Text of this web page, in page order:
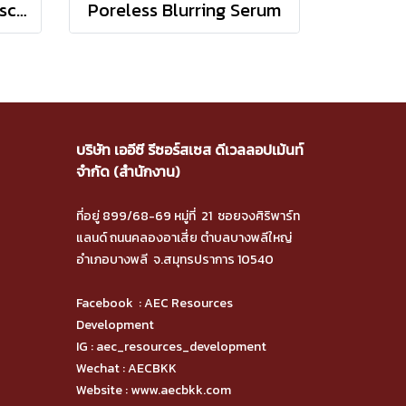
BlueX Iron Hybrid Sunscreen SPF50+ PA+++ Poreless Blurring Serum
บริษัท เออีซี รีซอร์สเซส ดีเวลลอปเม้นท์
จำกัด (สำนักงาน)
ที่อยู่ 899/68-69 หมู่ที่ 21 ซอยจงศิริพาร์ท
แลนด์ ถนนคลองอาเสี่ย ตำบลบางพลีใหญ่
อำเภอบางพลี จ.สมุทรปราการ 10540
Facebook :AEC Resources
Development
IG :aec_resources_development
Wechat : AECBKK
Website :www.aecbkk.com